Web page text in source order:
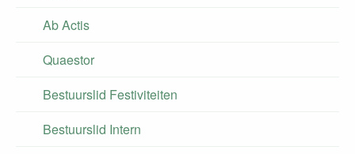
Ab Actis
Quaestor
Bestuurslid Festiviteiten
Bestuurslid Intern